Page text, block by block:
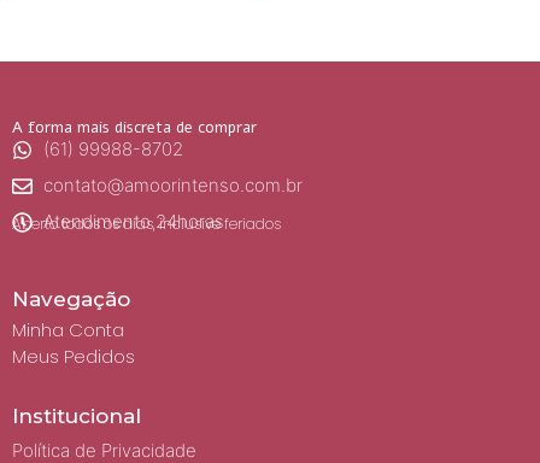
A forma mais discreta de comprar
(61) 99988-8702
contato@amoorintenso.com.br
Atendimento 24horas
Aberto todos os dias, inclusive feriados
Navegação
Minha Conta
Meus Pedidos
Institucional
Política de Privacidade